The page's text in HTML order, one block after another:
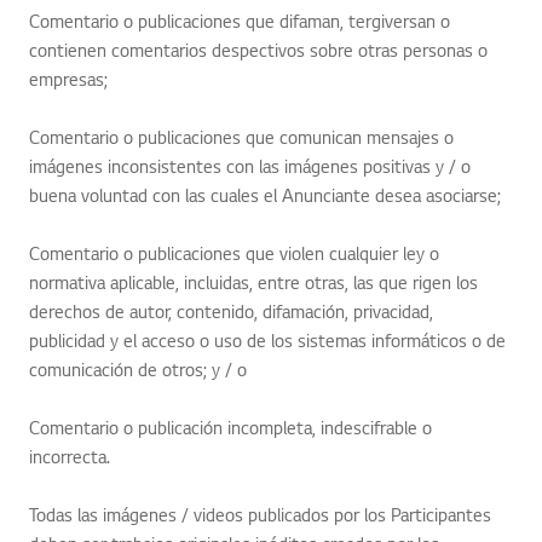
Comentario o publicaciones que difaman, tergiversan o
contienen comentarios despectivos sobre otras personas o
empresas;
Comentario o publicaciones que comunican mensajes o
imágenes inconsistentes con las imágenes positivas y / o
buena voluntad con las cuales el Anunciante desea asociarse;
Comentario o publicaciones que violen cualquier ley o
normativa aplicable, incluidas, entre otras, las que rigen los
derechos de autor, contenido, difamación, privacidad,
publicidad y el acceso o uso de los sistemas informáticos o de
comunicación de otros; y / o
Comentario o publicación incompleta, indescifrable o
incorrecta.
Todas las imágenes / videos publicados por los Participantes